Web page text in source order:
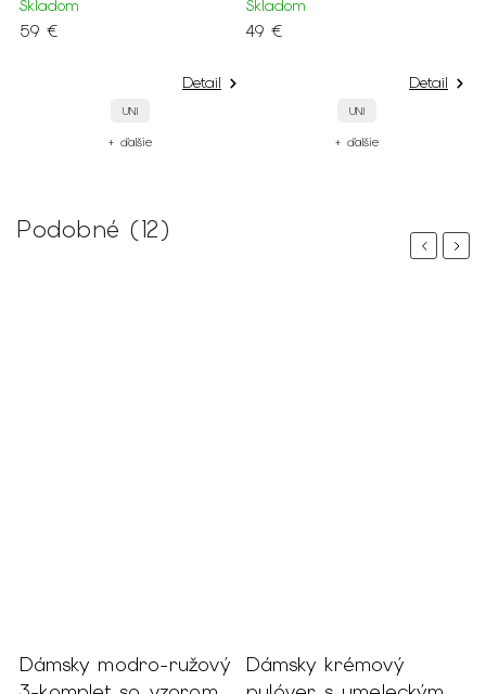
Skladom
59 €
Detail
UNI
+ ďalšie
Skladom
49 €
Detail
UNI
+ ďalšie
Podobné (12)
Previous
Dámsky modro-ružový
Dámsky krémový
Next